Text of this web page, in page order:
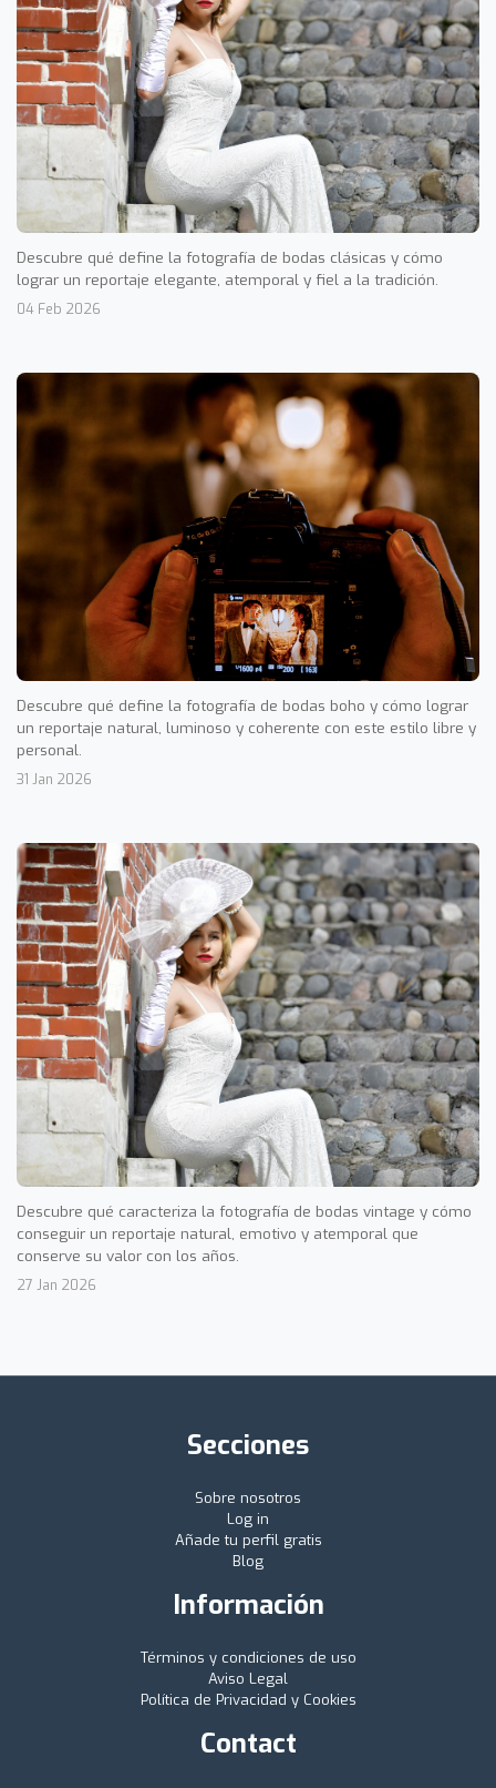
Descubre qué define la fotografía de bodas clásicas y cómo
lograr un reportaje elegante, atemporal y fiel a la tradición.
04 Feb 2026
Descubre qué define la fotografía de bodas boho y cómo lograr
un reportaje natural, luminoso y coherente con este estilo libre y
personal.
31 Jan 2026
Descubre qué caracteriza la fotografía de bodas vintage y cómo
conseguir un reportaje natural, emotivo y atemporal que
conserve su valor con los años.
27 Jan 2026
Secciones
Sobre nosotros
Log in
Añade tu perfil gratis
Blog
Información
Términos y condiciones de uso
Aviso Legal
Política de Privacidad y Cookies
Contact